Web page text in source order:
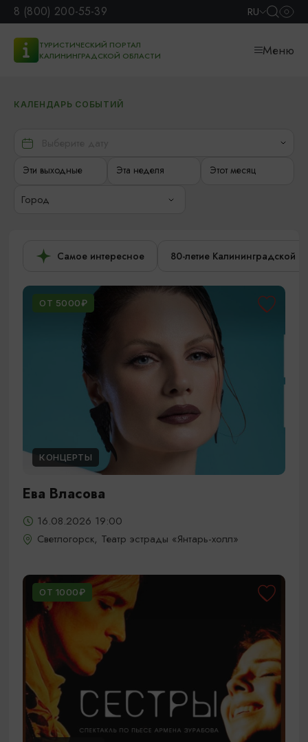
8 (800) 200-55-39 RU
ТУРИСТИЧЕСКИЙ ПОРТАЛ
КАЛИНИНГРАДСКОЙ ОБЛАСТИ
Меню
КАЛЕНДАРЬ СОБЫТИЙ
Эти выходные Эта неделя Этот месяц
Город
Самое интересное 80-летие Калининградской
ОТ 5000₽
КОНЦЕРТЫ
Ева Власова
16.08.2026 19:00
Светлогорск, Театр эстрады «Янтарь-холл»
ОТ 1000₽